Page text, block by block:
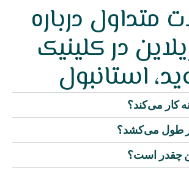
متداول درباره
در کلینیک
استانبول
کار می‌کند؟
طول می‌کشد؟
چقدر است؟